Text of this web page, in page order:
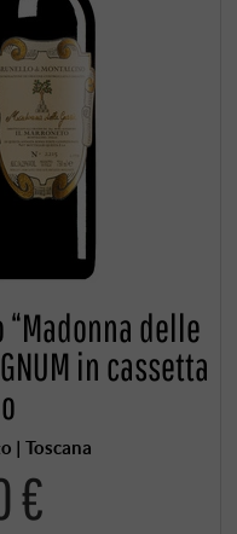
delle
in cassetta
| Toscana
€